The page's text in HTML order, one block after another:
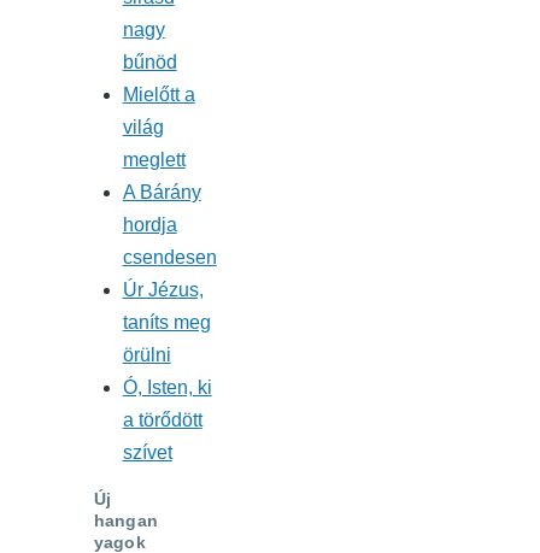
nagy
bűnöd
Mielőtt a
világ
meglett
A Bárány
hordja
csendesen
Úr Jézus,
taníts meg
örülni
Ó, Isten, ki
a törődött
szívet
Új
hangan
yagok